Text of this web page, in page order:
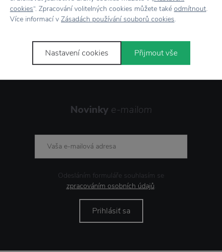
7500+ produktovna výber
Novinky e-mailom
Odesláním formuláře souhlasím se
zpracováním osobních údajů.
Prihlásiť sa
cookies“. Zpracování volitelných cookies můžete také odmítnout.
Více informací v Zásadách používání souborů cookies.
Nastavení cookies Přijmout vše